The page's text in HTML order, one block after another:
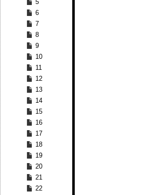
5
6
7
8
9
10
11
12
13
14
15
16
17
18
19
20
21
22